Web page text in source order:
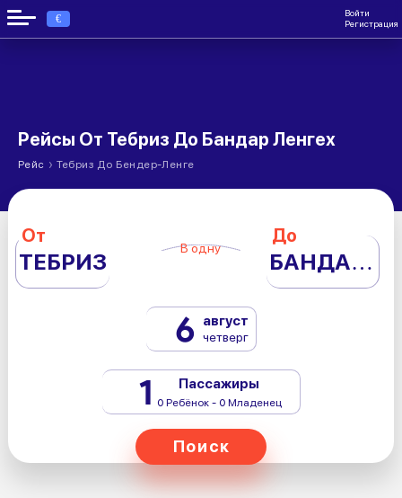
€
Войти
Регистрация
Рейсы От Тебриз До Бандар Ленгех
Рейс › Тебриз До Бендер-Ленге
От
ТЕБРИЗ В одну
До
БАНДАР ЛЕНГЕХ
6 август
четверг
1 Пассажиры
0 Ребёнок - 0 Младенец
Поиск